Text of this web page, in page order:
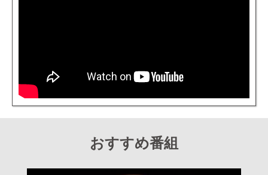
おすすめ番組